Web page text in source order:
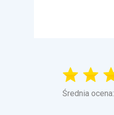
Średnia